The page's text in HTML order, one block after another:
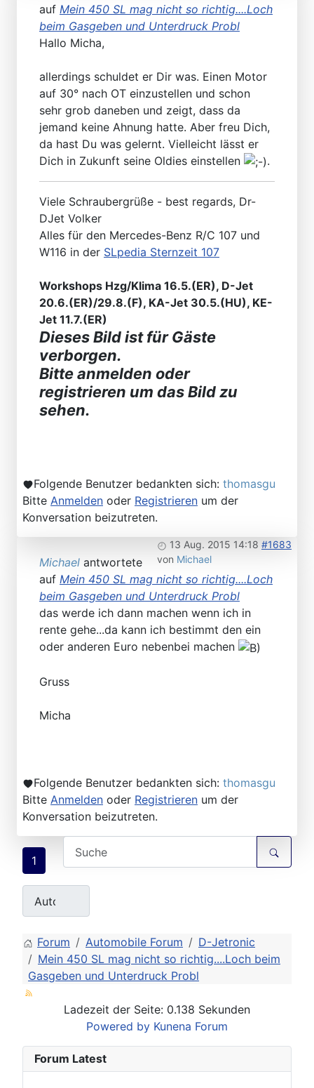
auf Mein 450 SL mag nicht so richtig....Loch
beim Gasgeben und Unterdruck Probl
Hallo Micha,
allerdings schuldet er Dir was. Einen Motor
auf 30° nach OT einzustellen und schon
sehr grob daneben und zeigt, dass da
jemand keine Ahnung hatte. Aber freu Dich,
da hast Du was gelernt. Vielleicht lässt er
Dich in Zukunft seine Oldies einstellen
.
Viele Schraubergrüße - best regards, Dr-
DJet Volker
Alles für den Mercedes-Benz R/C 107 und
W116 in der SLpedia Sternzeit 107
Workshops Hzg/Klima 16.5.(ER), D-Jet
20.6.(ER)/29.8.(F), KA-Jet 30.5.(HU), KE-
Jet 11.7.(ER)
Dieses Bild ist für Gäste
verborgen.
Bitte anmelden oder
registrieren um das Bild zu
sehen.
Folgende Benutzer bedankten sich: thomasgu
Bitte Anmelden oder Registrieren um der
Konversation beizutreten.
13 Aug. 2015 14:18 #1683
von Michael
Michael antwortete
auf Mein 450 SL mag nicht so richtig....Loch
beim Gasgeben und Unterdruck Probl
das werde ich dann machen wenn ich in
rente gehe...da kann ich bestimmt den ein
oder anderen Euro nebenbei machen
Gruss
Micha
Folgende Benutzer bedankten sich: thomasgu
Bitte Anmelden oder Registrieren um der
Konversation beizutreten.
1
Forum Automobile Forum
D-Jetronic
Mein 450 SL mag nicht so richtig....Loch beim
Gasgeben und Unterdruck Probl
Ladezeit der Seite: 0.138 Sekunden
Powered by Kunena Forum
Forum Latest